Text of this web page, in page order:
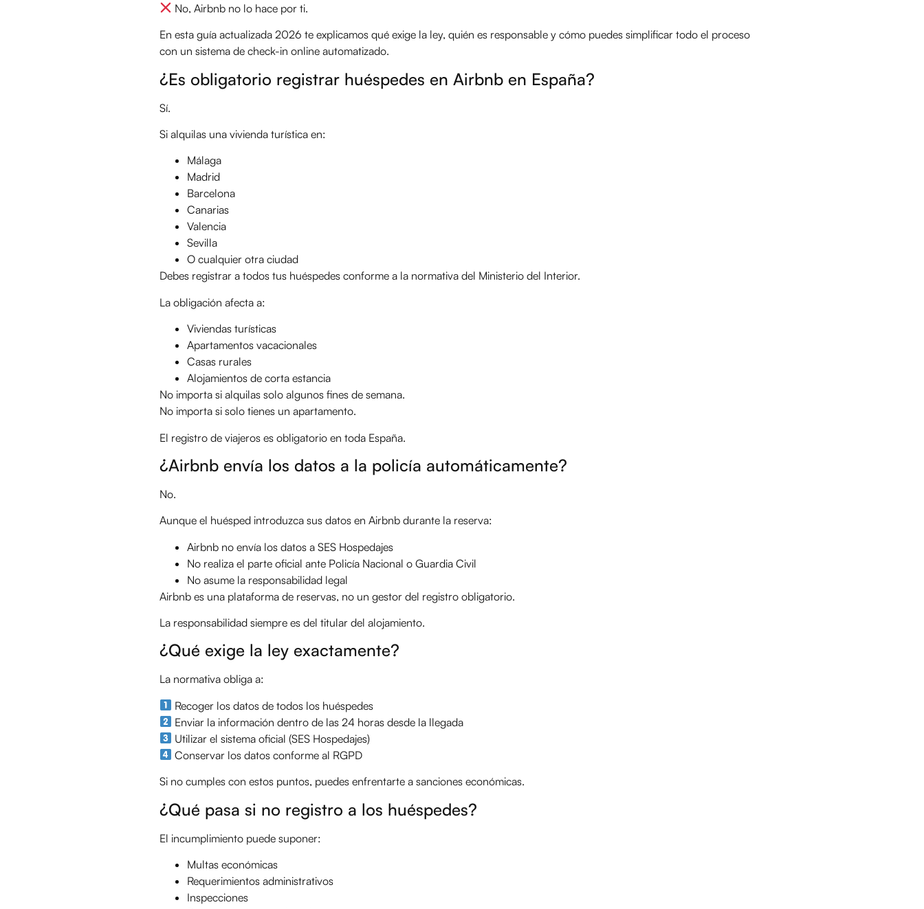
No, Airbnb no lo hace por ti.
En esta guía actualizada 2026 te explicamos qué exige la ley, quién es responsable y cómo puedes simplificar todo el proceso
con un sistema de check-in online automatizado.
¿Es obligatorio registrar huéspedes en Airbnb en España?
Sí.
Si alquilas una vivienda turística en:
Málaga
Madrid
Barcelona
Canarias
Valencia
Sevilla
O cualquier otra ciudad
Debes registrar a todos tus huéspedes conforme a la normativa del Ministerio del Interior.
La obligación afecta a:
Viviendas turísticas
Apartamentos vacacionales
Casas rurales
Alojamientos de corta estancia
No importa si alquilas solo algunos fines de semana.
No importa si solo tienes un apartamento.
El registro de viajeros es obligatorio en toda España.
¿Airbnb envía los datos a la policía automáticamente?
No.
Aunque el huésped introduzca sus datos en Airbnb durante la reserva:
Airbnb no envía los datos a SES Hospedajes
No realiza el parte oficial ante Policía Nacional o Guardia Civil
No asume la responsabilidad legal
Airbnb es una plataforma de reservas, no un gestor del registro obligatorio.
La responsabilidad siempre es del titular del alojamiento.
¿Qué exige la ley exactamente?
La normativa obliga a:
Recoger los datos de todos los huéspedes
Enviar la información dentro de las 24 horas desde la llegada
Utilizar el sistema oficial (SES Hospedajes)
Conservar los datos conforme al RGPD
Si no cumples con estos puntos, puedes enfrentarte a sanciones económicas.
¿Qué pasa si no registro a los huéspedes?
El incumplimiento puede suponer:
Multas económicas
Requerimientos administrativos
Inspecciones